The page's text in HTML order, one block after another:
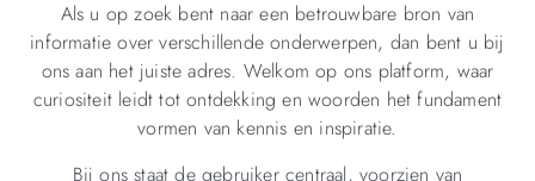
Als u op zoek bent naar een betrouwbare bron van
informatie over verschillende onderwerpen, dan bent u bij
ons aan het juiste adres. Welkom op ons platform, waar
curiositeit leidt tot ontdekking en woorden het fundament
vormen van kennis en inspiratie.
Bij ons staat de gebruiker centraal, voorzien van